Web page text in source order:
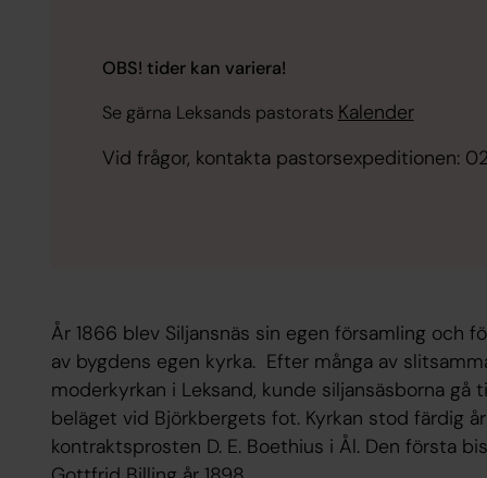
OBS! tider kan variera!
Se gärna Leksands pastorats Kalender
Vid frågor, kontakta pastorsexpeditionen:
År 1866 blev Siljansnäs sin egen församling och
av bygdens egen kyrka. Efter många av
moderkyrkan i Leksand, kunde siljansäsborna gå
beläget vid Björkbergets fot. Kyrkan stod färdig
kontraktsprosten D. E. Boethius i Ål. Den första